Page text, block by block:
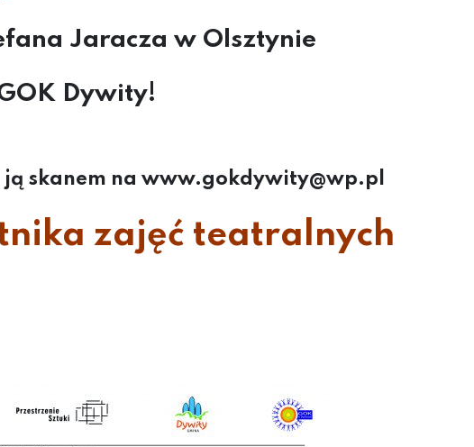
Jaracza w Olsztynie
Dywity!
ją skanem na www.gokdywity@wp.pl
zajęć teatralnych